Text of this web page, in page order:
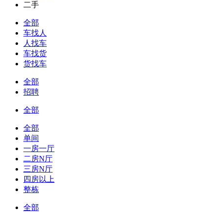
二手
全部
车找人
人找车
车找货
货找车
全部
招聘
全部
全部
单间
一房一厅
二房N厅
三房N厅
四房以上
整栋
全部